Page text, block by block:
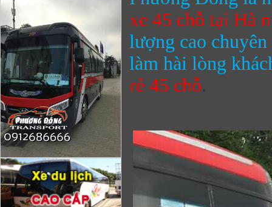
xe 45 chỗ tại Hà
lượng cao
làm hài lòng
rẻ 45 chỗ